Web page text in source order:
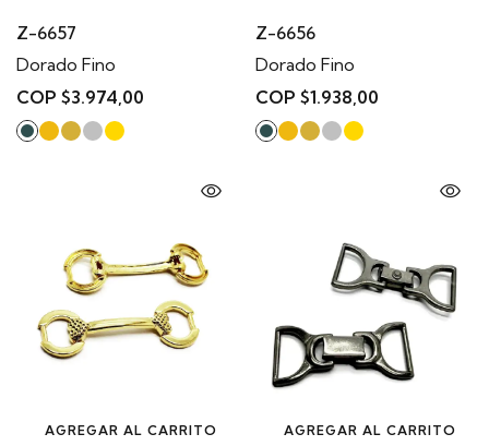
Z-6657
Dorado Fino
COP $3.974,00
Z-6656
Dorado Fino
COP $1.938,00
AGREGAR AL CARRITO AGREGAR AL CARRITO